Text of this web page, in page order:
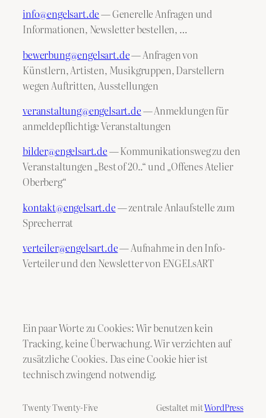
info@engelsart.de— Generelle Anfragen und
Informationen, Newsletter bestellen, …
bewerbung@engelsart.de— Anfragen von
Künstlern, Artisten, Musikgruppen, Darstellern
wegen Auftritten, Ausstellungen
veranstaltung@engelsart.de— Anmeldungen für
anmeldepflichtige Veranstaltungen
bilder@engelsart.de— Kommunikationsweg zu den
Veranstaltungen „Best of 20..“ und „Offenes Atelier
Oberberg“
kontakt@engelsart.de— zentrale Anlaufstelle zum
Sprecherrat
verteiler@engelsart.de— Aufnahme in den Info-
Verteiler und den Newsletter von ENGELsART
Ein paar Worte zu Cookies: Wir benutzen kein
Tracking, keine Überwachung. Wir verzichten auf
zusätzliche Cookies. Das eine Cookie hier ist
technisch zwingend notwendig.
Twenty Twenty-Five Gestaltet mitWordPress